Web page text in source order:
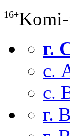
16+
г.
с.
с.
г.